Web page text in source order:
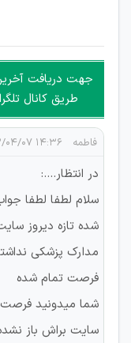
هرگونه تحریک،
غیر مجاز می باشد.
امکان هماهنگی
جمعی و چه فردی
جهت دریافت
طریق کانال
فاطمه ۱۴:۳۶ ۱۴۰۳/۰۴/۰۷
در انتظار....:
سلام لطفا لطفا
شده تازه دیروز
مدارک پزشکی
فرصت تمام شده
شما میدونید
سایت براش باز نشده